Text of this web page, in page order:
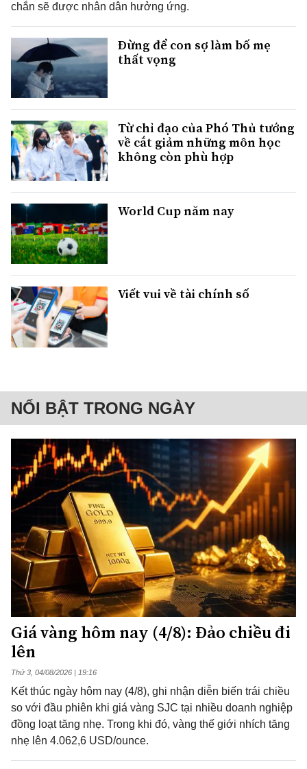
chắn sẽ được nhân dân hưởng ứng.
Đừng để con sợ làm bố mẹ
thất vọng
Từ chỉ đạo của Phó Thủ tướng
về cắt giảm những môn học
không còn phù hợp
World Cup năm nay
Viết vui về tài chính số
NỔI BẬT TRONG NGÀY
Giá vàng hôm nay (4/8): Đảo chiều đi
lên
Thứ 3, 04/08/2026 | 19:16
Kết thúc ngày hôm nay (4/8), ghi nhận diễn biến trái chiều
so với đầu phiên khi giá vàng SJC tại nhiều doanh nghiệp
đồng loạt tăng nhẹ. Trong khi đó, vàng thế giới nhích tăng
nhẹ lên 4.062,6 USD/ounce.